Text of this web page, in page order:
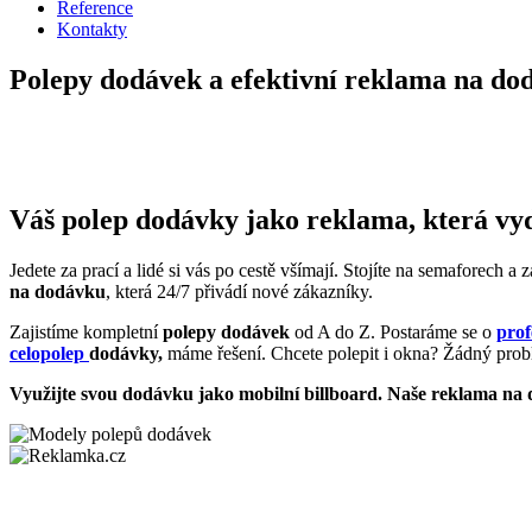
Reference
Kontakty
Polepy dodávek a efektivní reklama na
Váš polep dodávky jako reklama, která
Jedete za prací a lidé si vás po cestě všímají. Stojíte na semaforech
na dodávku, která 24/7 přivádí nové zákazníky.
Zajistíme kompletnípolepy dodávek od A do Z. Postaráme se o
celopolep dodávky, máme řešení. Chcete polepit i okna? Žádný
Využijte svou dodávku jako mobilní billboard. Naše reklama